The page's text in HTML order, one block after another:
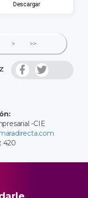
Descargar
> >>
-CIE
420